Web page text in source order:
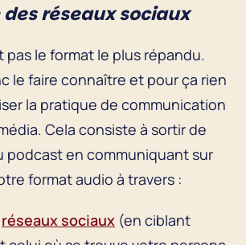
réseaux sociaux
pas le format le plus répandu.
le faire connaître et pour ça rien
la pratique de communication
Cela consiste à sortir de
podcast en communiquant sur
format audio à travers :
réseaux sociaux (en ciblant